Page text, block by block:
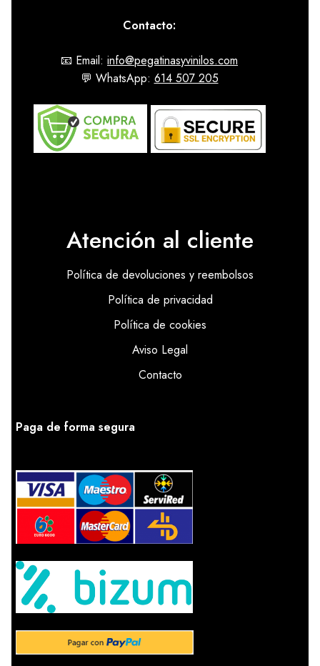
Contacto:
📧 Email: info@pegatinasyvinilos.com
💬 WhatsApp: 614 507 205
Atención al cliente
Política de devoluciones y reembolsos
Política de privacidad
Política de cookies
Aviso Legal
Contacto
Paga de forma segura